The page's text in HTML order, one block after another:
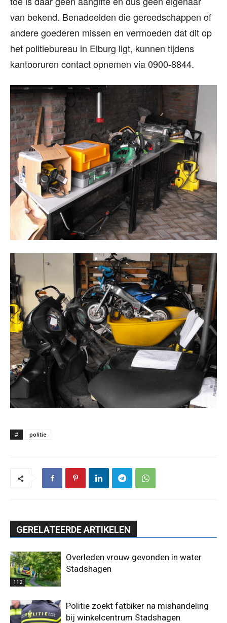
van bekend. Benadeelden die gereedschappen of
andere goederen missen en vermoeden dat dit op
het politiebureau in Elburg ligt, kunnen tijdens
kantooruren contact opnemen via 0900-8844.
# politie
GERELATEERDE ARTIKELEN
112
Overleden vrouw gevonden in water
Stadshagen
Politie zoekt fatbiker na mishandeling
bij winkelcentrum Stadshagen